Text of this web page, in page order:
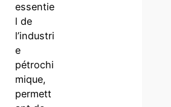
essentie
l de
l’industri
e
pétrochi
mique,
permett